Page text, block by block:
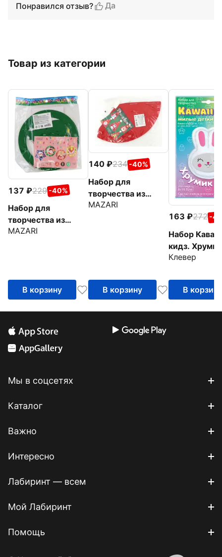
Понравился отзыв?
Да
Товар из категории
137 229 -40%
Набор для
творчества из
текстиля Christmas
MAZARI
В корзину
140 234 -40%
Набор для
творчества из
текстиля Christmas
MAZARI
В корзину
163 272 -
Набор
кидз. Хрумик
Клевер
В корзину
Мы в соцсетях
Каталог
Важно
Интересно
Лабиринт — всем
Мой Лабиринт
Помощь